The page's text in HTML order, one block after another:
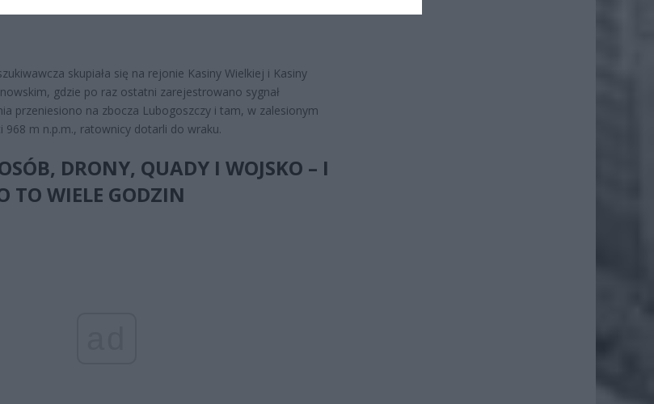
skupiała się na rejonie Kasiny Wielkiej i Kasiny
gdzie po raz ostatni zarejestrowano sygnał
przeniesiono na zbocza Lubogoszczy i tam, w zalesionym
968 m n.p.m., ratownicy dotarli do wraku.
DRONY, QUADY I WOJSKO – I
TO WIELE GODZIN